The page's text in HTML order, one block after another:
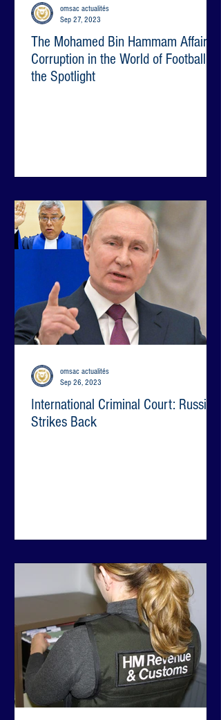
The Mohamed Bin Hammam Affair:
Corruption in the World of Football in
the Spotlight
omsac actualités
Sep 27, 2023
International Criminal Court: Russia
Strikes Back
omsac actualités
Sep 26, 2023